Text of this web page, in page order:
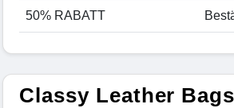
50% RABATT
Classy Leather